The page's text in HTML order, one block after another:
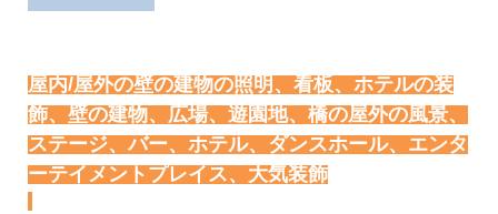
屋内/屋外の壁の建物の照明、看板、ホテルの装
飾、壁の建物、広場、遊園地、橋の屋外の風景、
ステージ、バー、ホテル、ダンスホール、エンタ